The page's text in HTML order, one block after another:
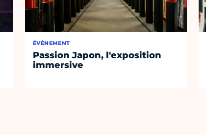
ÉVÈNEMENT
Passion Japon, l'exposition
immersive